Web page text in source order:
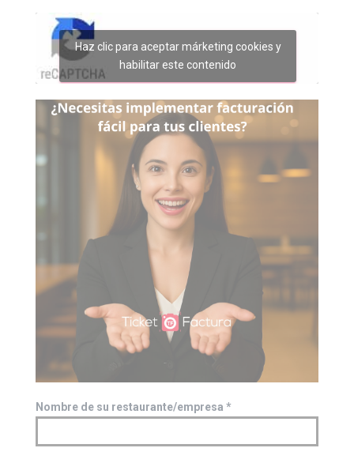
Haz clic para aceptar márketing cookies y
habilitar este contenido
Nombre de su restaurante/empresa *